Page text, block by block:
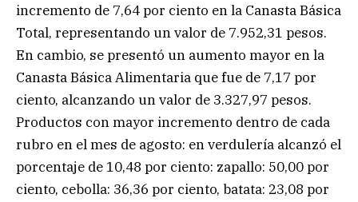
incremento de 7,64 por ciento en la Canasta Básica
Total, representando un valor de 7.952,31 pesos.
En cambio, se presentó un aumento mayor en la
Canasta Básica Alimentaria que fue de 7,17 por
ciento, alcanzando un valor de 3.327,97 pesos.
Productos con mayor incremento dentro de cada
rubro en el mes de agosto: en verdulería alcanzó el
porcentaje de 10,48 por ciento: zapallo: 50,00 por
ciento, cebolla: 36,36 por ciento, batata: 23,08 por